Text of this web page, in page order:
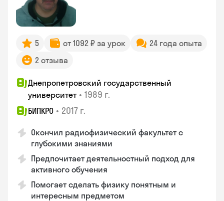
5 от 1092 ₽ за урок
24 года опыта
2 отзыва
Днепропетровский государственный
университет • 1989 г.
БИПКРО • 2017 г.
Окончил радиофизический факультет с
глубокими знаниями
Предпочитает деятельностный подход для
активного обучения
Помогает сделать физику понятным и
интересным предметом